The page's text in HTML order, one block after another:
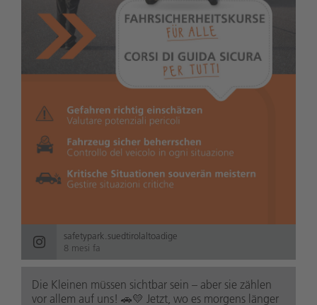
safetypark.suedtirolaltoadige
8 mesi fa
Die Kleinen müssen sichtbar sein – aber sie zählen
vor allem auf uns! 🚗💛 Jetzt, wo es morgens länger